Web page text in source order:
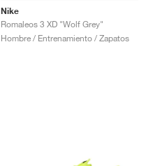
Nike
Romaleos 3 XD "Wolf Grey"
Hombre / Entrenamiento / Zapatos